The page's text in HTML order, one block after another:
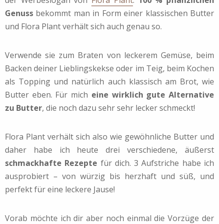
Genuss bekommt man in Form einer klassischen Butter
und Flora Plant verhält sich auch genau so.
Verwende sie zum Braten von leckerem Gemüse, beim
Backen deiner Lieblingskekse oder im Teig, beim Kochen
als Topping und natürlich auch klassisch am Brot, wie
Butter eben. Für mich eine wirklich gute Alternative
zu Butter, die noch dazu sehr sehr lecker schmeckt!
Flora Plant verhält sich also wie gewöhnliche Butter und
daher habe ich heute drei verschiedene, äußerst
schmackhafte Rezepte für dich. 3 Aufstriche habe ich
ausprobiert – von würzig bis herzhaft und süß, und
perfekt für eine leckere Jause!
Vorab möchte ich dir aber noch einmal die Vorzüge der